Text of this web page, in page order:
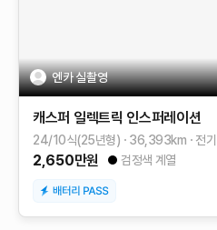
엔카 실촬영
캐스퍼 일렉트릭 인스퍼레이션
24/10식(25년형) 36,393km 전기
2,650만원 검정색 계열